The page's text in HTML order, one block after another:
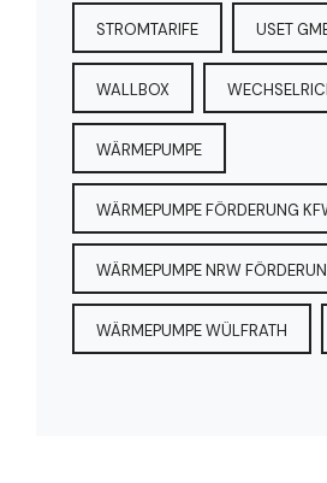
STROMTARIFE USET
WALLBOX
WÄRMEPUMPE
WÄRMEPUMPE FÖRDERUNG
WÄRMEPUMPE NRW
WÄRMEPUMPE WÜLFRATH